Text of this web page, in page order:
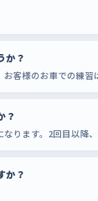
か？
客様のお車での練習
？
ります。2回目以降
か？